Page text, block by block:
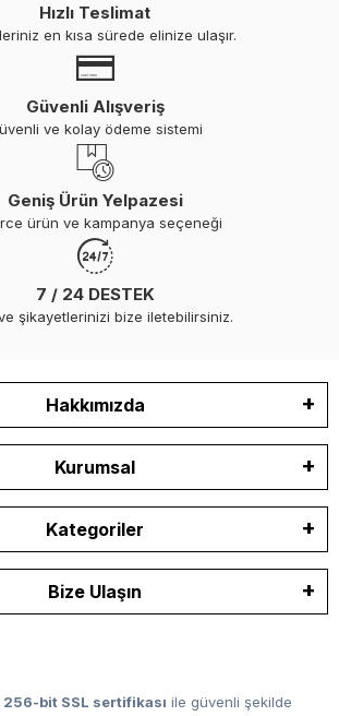
Hızlı Teslimat
en kısa sürede elinize ulaşır.
Güvenli Alışveriş
ve kolay ödeme sistemi
Geniş Ürün Yelpazesi
ürün ve kampanya seçeneği
7 / 24 DESTEK
şikayetlerinizi bize iletebilirsiniz.
Hakkımızda
Kurumsal
Kategoriler
Bize Ulaşın
256-bit SSL sertifikası ile güvenli şekilde